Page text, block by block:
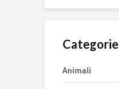
Categorie
Animali